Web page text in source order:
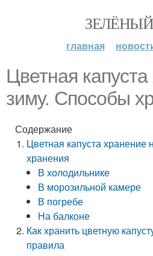
главная
Цветная
зиму. Способы
Содержание
Цветная капуста
хранения
В холодильнике
В морозильной камере
В погребе
На балконе
Как хранить цветную
правила